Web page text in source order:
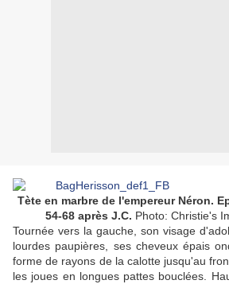
Tète en marbre de l'empereur Néron.
54-68 après J.C. Photo: Christie's
Tournée vers la gauche, son visage
lourdes paupières, ses cheveux épais
forme de rayons de la calotte jusqu'au
les joues en longues pattes bouclées.